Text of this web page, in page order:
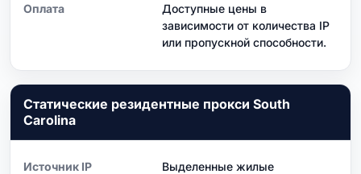
Оплата
Доступные цены в
зависимости от количества IP
или пропускной способности.
Статические резидентные прокси South
Carolina
Источник IP
Выделенные жилые